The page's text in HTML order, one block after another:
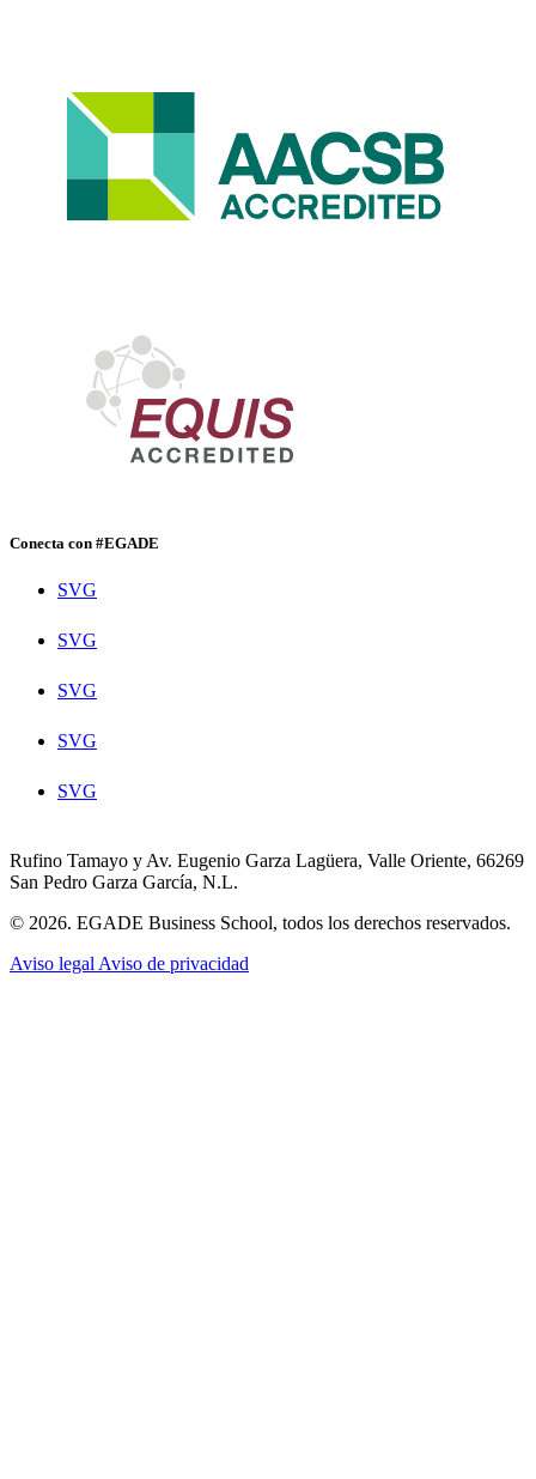
Conecta con #EGADE
SVG
SVG
SVG
SVG
SVG
Rufino Tamayo y Av. Eugenio Garza Lagüera, Valle Oriente, 66269
San Pedro Garza García, N.L.
© 2026. EGADE Business School, todos los derechos reservados.
Aviso legal Aviso de privacidad